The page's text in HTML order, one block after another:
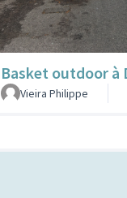
Basket outdoor à
Vieira Philippe